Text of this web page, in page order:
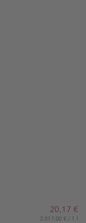
Moisturising Lip Treatment
20,17 €
2.017,00 € / 1 l